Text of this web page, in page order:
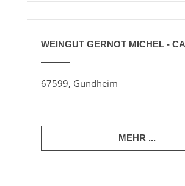
WEINGUT GERNOT MICHEL -
67599, Gundheim
MEHR ...